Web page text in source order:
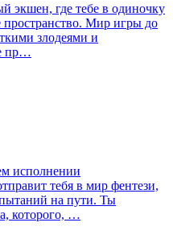
экшен, где тебе в одиночку
пространство. Мир игры до
злодеями и
пр…
исполнении
тебя в мир фентези,
на пути. Ты
которого, …